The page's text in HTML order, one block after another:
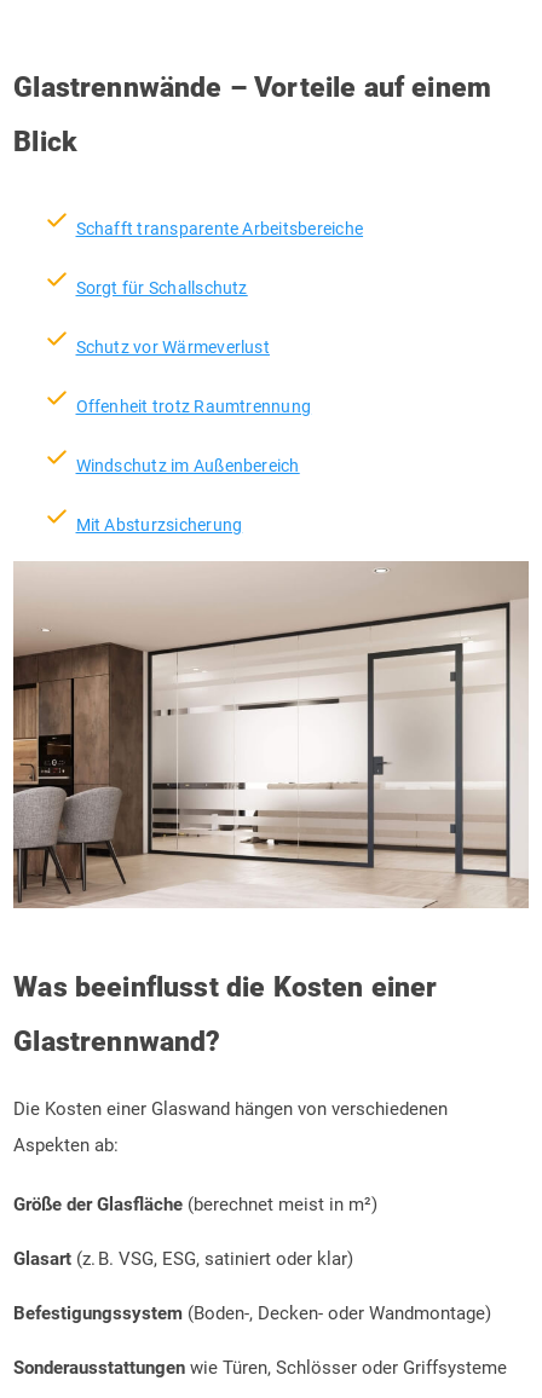
Glastrennwände – Vorteile auf einem
Blick
check Schafft transparente Arbeitsbereiche
check Sorgt für Schallschutz
check Schutz vor Wärmeverlust
check Offenheit trotz Raumtrennung
check Windschutz im Außenbereich
check Mit Absturzsicherung
Was beeinflusst die Kosten einer
Glastrennwand?
Die Kosten einer Glaswand hängen von verschiedenen
Aspekten ab:
Größe der Glasfläche (berechnet meist in m²)
Glasart (z. B. VSG, ESG, satiniert oder klar)
Befestigungssystem (Boden-, Decken- oder Wandmontage)
Sonderausstattungen wie Türen, Schlösser oder Griffsysteme